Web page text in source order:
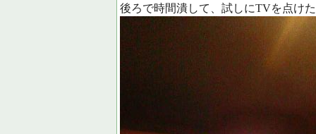
後ろで時間潰して、試しにTVを点け